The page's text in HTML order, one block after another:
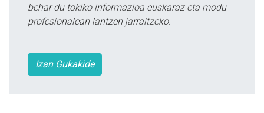
behar du tokiko informazioa euskaraz eta modu
profesionalean lantzen jarraitzeko.
Izan Gukakide